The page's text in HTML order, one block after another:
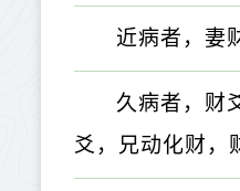
近病者，妻
久病者，财
爻，兄动化财，